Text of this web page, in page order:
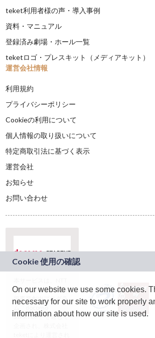
teket利用者様の声・導入事例
資料・マニュアル
登録済み劇場・ホール一覧
teketロゴ・プレスキット（メディアキット）
運営会社情報
利用規約
プライバシーポリシー
Cookieの利用について
個人情報の取り扱いについて
特定商取引法に基づく表示
運営会社
お知らせ
お問い合わせ
ドコモグループの新
規事業創出プログラ
ム「docomo
STARTUP」を通じて
On our website we use some cookies.
necessary for our site to work properly
information about how our site is used.